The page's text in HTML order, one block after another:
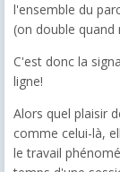
l'ensemble du
(on double quand
C'est donc la
ligne!
Alors quel plaisir
comme celui-là,
le travail